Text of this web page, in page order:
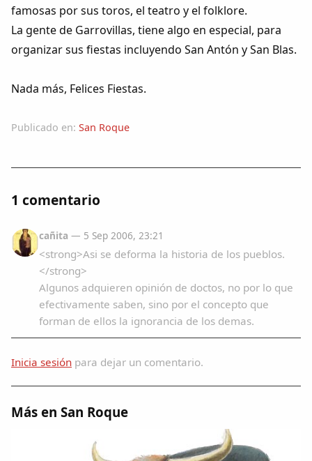
famosas por sus toros, el teatro y el folklore.
La gente de Garrovillas, tiene algo en especial, para
organizar sus fiestas incluyendo San Antón y San Blas.
Nada más, Felices Fiestas.
Publicado en: San Roque
1 comentario
cañita — 5 Sep 2006, 23:21
<strong>Asi se deforma la historia de los pueblos.
</strong>
Algunos adquieren opinión de doctos, no por lo que
efectivamente saben, sino por el concepto que
forman de ellos la ignorancia de los demas.
Inicia sesión para dejar un comentario.
Más en San Roque